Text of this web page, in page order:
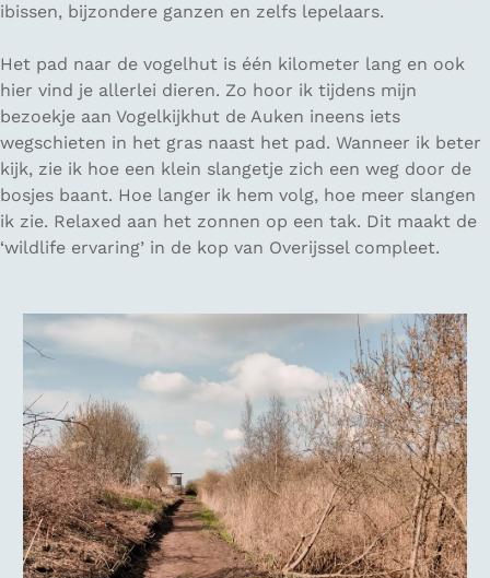
ibissen, bijzondere ganzen en zelfs lepelaars.
Het pad naar de vogelhut is één kilometer lang en ook
hier vind je allerlei dieren. Zo hoor ik tijdens mijn
bezoekje aan Vogelkijkhut de Auken ineens iets
wegschieten in het gras naast het pad. Wanneer ik beter
kijk, zie ik hoe een klein slangetje zich een weg door de
bosjes baant. Hoe langer ik hem volg, hoe meer slangen
ik zie. Relaxed aan het zonnen op een tak. Dit maakt de
‘wildlife ervaring’ in de kop van Overijssel compleet.